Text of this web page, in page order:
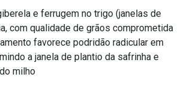
e ferrugem no trigo (janelas de
com qualidade de grãos comprometida
favorece podridão radicular em
a janela de plantio da safrinha e
milho